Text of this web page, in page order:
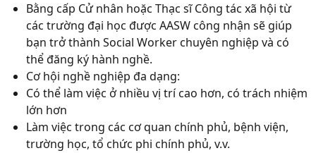
Bằng cấp Cử nhân hoặc Thạc sĩ Công tác xã hội từ
các trường đại học được AASW công nhận sẽ giúp
bạn trở thành Social Worker chuyên nghiệp và có
thể đăng ký hành nghề.
Cơ hội nghề nghiệp đa dạng:
Có thể làm việc ở nhiều vị trí cao hơn, có trách nhiệm
lớn hơn
Làm việc trong các cơ quan chính phủ, bệnh viện,
trường học, tổ chức phi chính phủ, v.v.